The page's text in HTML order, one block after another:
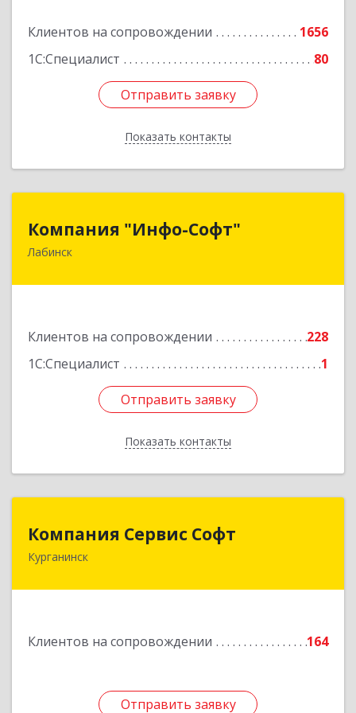
Клиентов на сопровождении
1656
1С:Специалист
80
Отправить заявку
Показать контакты
Отправить заявку
Назад
Компания "Инфо-Софт"
Лабинск
Клиентов на сопровождении
228
1С:Специалист
1
Отправить заявку
Показать контакты
Компания "Инфо-Софт"
352500, Краснодарский край, Лабинский р-н,
Отправить заявку
Назад
Компания Сервис Софт
Курганинск
Клиентов на сопровождении 164
Отправить заявку
Компания Сервис Софт
352430, Краснодарский край, Курганинск г,
Отправить заявку